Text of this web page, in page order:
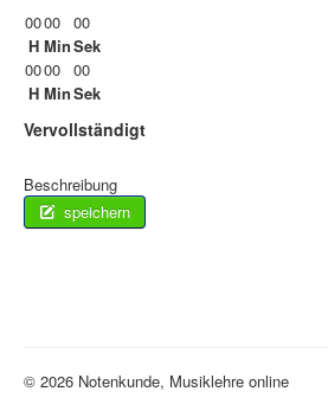
0000 00
H MinSek
0000 00
H MinSek
Vervollständigt
Beschreibung
speichern
© 2026 Notenkunde, Musiklehre online